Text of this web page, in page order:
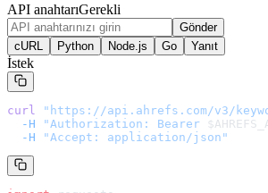
API anahtarıGerekli
Gönder
cURL
Python Node.js Go Yanıt
İstek
curl " https://api.ahrefs.com/v3/
  -H
"Authorization: Bearer
  -H
"Accept: application/json"